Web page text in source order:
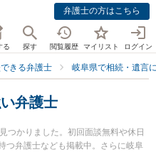
弁護士の方はこちら
る 探す 閲覧履歴 マイリスト ログイン
きる弁護士 岐阜県で相続・遺言
弁護士
つかりました。初回面談無料や休日
つ弁護士なども掲載中。さらに岐阜